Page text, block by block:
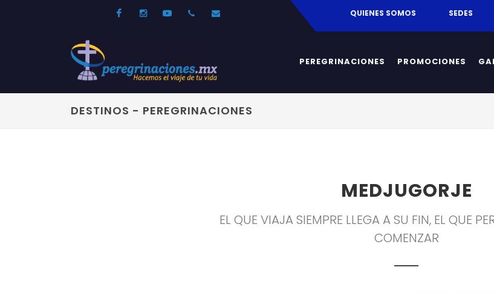
FacebookInstagramYoutube52 33 31210744info@peregrinaciones.mx QUIENES SOMOS SEDES
PEREGRINACIONES PROMOCIONES
DESTINOS - PEREGRINACIONES
MEDJUGORJE
EL QUE VIAJA SIEMPRE LLEGA A SU FIN, EL QUE
COMENZAR